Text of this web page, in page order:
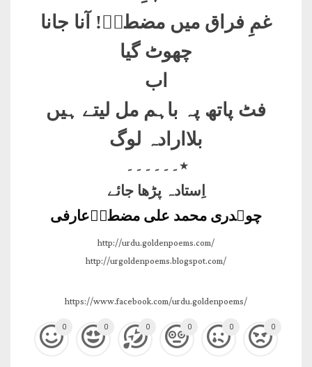
غمِ فراق میں مضطرؔ! آنا جانا
چھوٹ گیا
اب
فٹ پاتھ پہ باہم مل لیتے ہیں
بلاارادہ لوگ
٭۔۔۔۔۔۔
اِستادہ پڑھا جائے
چوہدری محمد علی مضطرؔعارفی
http://urdu.goldenpoems.com/
http://urgoldenpoems.blogspot.com/
https://www.facebook.com/urdu.goldenpoems/
0 0 0 0 0 0